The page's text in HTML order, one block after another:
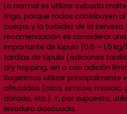
Lo normal es utilizar cebada
trigo, porque todos contribuyen
cuerpo y la turbidez de la
recomendación es considerar
importante de lúpulo (0,5 – 1,5
tardías de lúpulo (adiciones
dry hopping, sin o con adición
Sugerimos utilizar principalmente
afrutadas (citra, simcoe, mosaic,
dorado, etc.). Y, por supuesto,
levadura adecuada.